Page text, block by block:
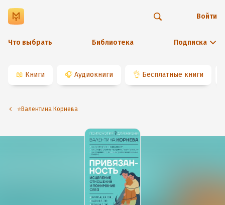
Что выбрать Библиотека Подписка
Войти
📖 Книги 🎧 Аудиокниги 👌 Бесплатные книги
⭐️Валентина Корнева